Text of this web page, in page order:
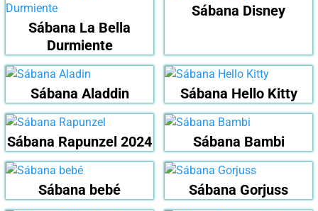
Sábana La Bella
Durmiente
Sábana Disney
Sábana Aladdin Sábana Hello Kitty
Sábana Rapunzel 2024 Sábana Bambi
Sábana bebé Sábana Gorjuss